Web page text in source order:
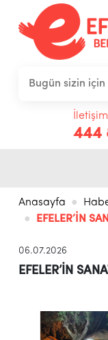
444
Anasayfa
EFELER’İN
06.07.2026
EFELER’İN